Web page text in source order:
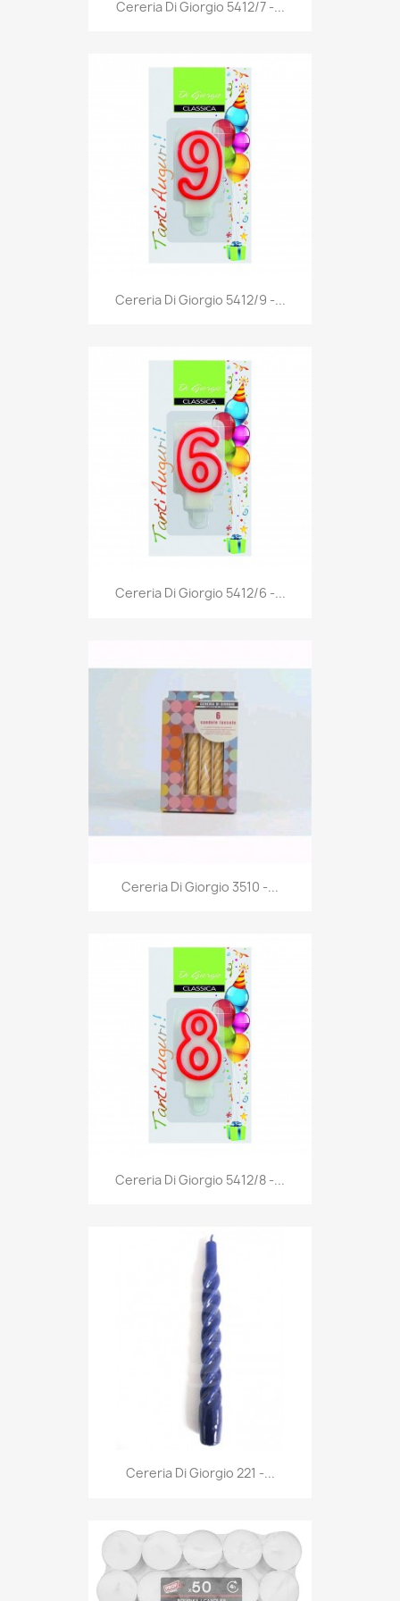
Cereria Di Giorgio 5412/7 -...
Anteprima
Cereria Di Giorgio 5412/9 -...
Anteprima
Cereria Di Giorgio 5412/6 -...
Anteprima
Cereria Di Giorgio 3510 -...
Anteprima
Cereria Di Giorgio 5412/8 -...
Anteprima
Cereria Di Giorgio 221 -...